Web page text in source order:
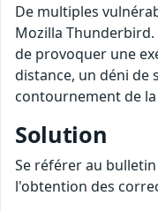
De multiples
Mozilla
de provoquer une
distance, un déni de
contournement de
Solution
Se référer au
l'obtention des